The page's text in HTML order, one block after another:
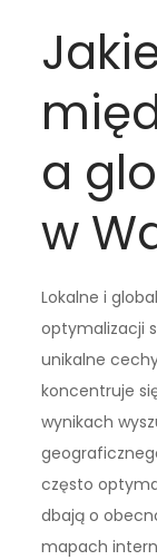
a
w
Lokalne i
optymalizacji
unikalne
koncentruje
wynikach
często
dbają o
mapach